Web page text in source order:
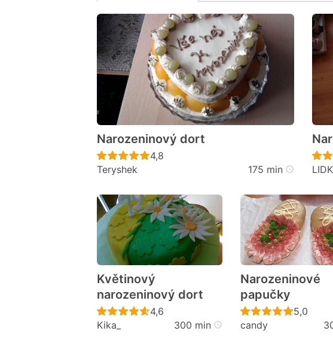
Narozeninový dort
Recept ještě nebyl hodnocen
4,8
Teryshek
175 min
Květinový
narozeninový dort
Recept ještě nebyl hodnocen
4,6
Kika_
300 min
Narozeninové
papučky
Recept
5,0
candy